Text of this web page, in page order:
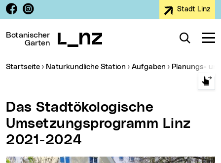
Zur Navigation
Zum Inhalt
Zur Suche
Facebook
Instagram Stadt Linz
Botanischer
Garten
Suche
Sie sind hier:
Startseite Naturkundliche Station Aufgaben Planungs-
Das Stadtökologische
Umsetzungsprogramm Linz
2021-2024